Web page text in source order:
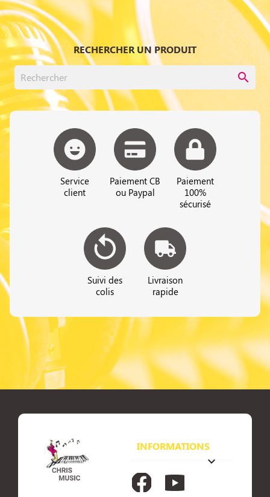
RECHERCHER UN PRODUIT
search
Service
client
Paiement CB
ou Paypal
Paiement
100%
sécurisé
Suivi des
colis
Livraison
rapide
INFORMATIONS
keyboard_arrow_down
FacebookYouTube